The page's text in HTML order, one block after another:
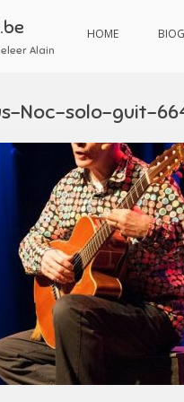
Alain
HOME
Noc-solo-guit-